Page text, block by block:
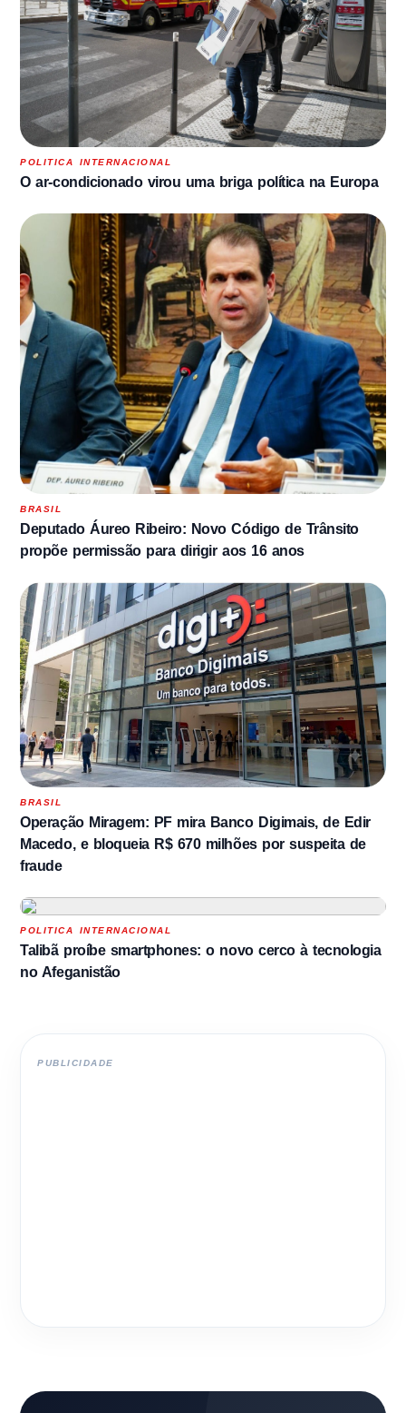
POLITICA INTERNACIONAL
O ar-condicionado virou uma briga política na Europa
BRASIL
Deputado Áureo Ribeiro: Novo Código de Trânsito
propõe permissão para dirigir aos 16 anos
BRASIL
Operação Miragem: PF mira Banco Digimais, de Edir
Macedo, e bloqueia R$ 670 milhões por suspeita de
fraude
POLITICA INTERNACIONAL
Talibã proíbe smartphones: o novo cerco à tecnologia
no Afeganistão
PUBLICIDADE